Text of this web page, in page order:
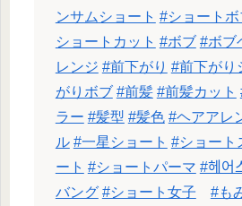
ンサムショート #ショートボ
ショートカット #ボブ #ボブ
レンジ #前下がり #前下がり
がりボブ #前髪 #前髪カット
ラー #髪型 #髪色 #ヘアアレ
ル #一星ショート #ショート
ート #ショートパーマ
バング #ショート女子 #も